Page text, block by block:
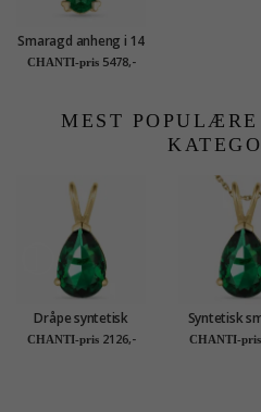
Smaragd anheng i 14
karat gull 0,26 ct
CHANTI-pris 5478,-
MEST
Dråpe syntetisk
smaragd anheng i 14
CHANTI-pris 2126,-
Syntetisk
halskjede i
CHANTI-pris